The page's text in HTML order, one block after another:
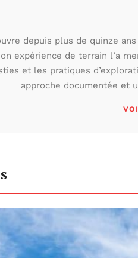
depuis plus de quinze
expérience de terrain l’a
et les pratiques
approche documentée et